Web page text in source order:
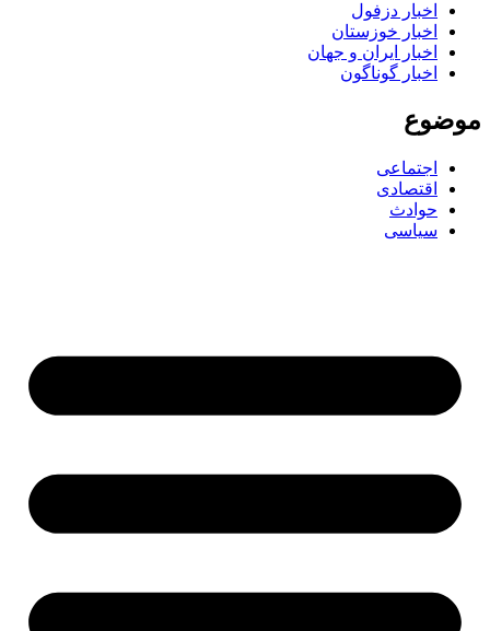
اخبار دزفول
اخبار خوزستان
اخبار ایران و جهان
اخبار گوناگون
اجتماعی
اقتصادی
حوادث
سیاسی